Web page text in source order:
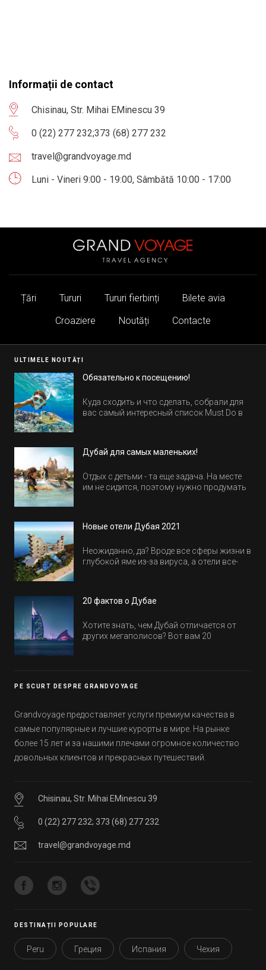
Informații de contact
Chisinau, Str. Mihai EMinescu 39
0 (22) 277 232;373 (68) 277 232
travel@grandvoyage.md
Luni - Vineri 9:00 - 19:00, Sâmbătă 10:00 - 17:00
Țări Tururi Tururi fierbinți
Bilete avia
Croaziere
Noutăți Contacte
ULTIMELE NOUTĂȚI
Обязательно к посещению!
Куда сходить и что сделать, собрали для
вас самый интересный список Must Do в
Дубай для самых маленьких!
Отдых с детьми - та еще задача. На месте
им не сидится, поэтому нужно продумать
Новые отели Дубая 2021
Неожиданно, да? Вроде все сферы жизни в
глубокой яме из-за вируса, а отели все-
обычно на первые заезды дают промо-
20 фактов о Дубае
Хотите знать, чем Дубай отличается от
других мегаполисов? Вот вам 20
PE SCURT DESPRE GRANDVOYAGE
Grandvoyage предоставляет услуги премиум качества в
самые популярные и лучшие курорты в мире. На рынке
более 15 лет и за нашими плечами огромное количество
довольных клиентов и прекрасных путешествий.
Chisinau, Str. Mihai EMinescu 39
0 (22) 277 232; 373 (68) 277 232
travel@grandvoyage.md
DESTINAȚII POPULARE
Peru Греция Испания Чехия